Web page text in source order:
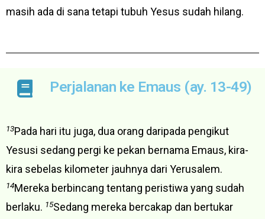
masih ada di sana tetapi tubuh Yesus sudah hilang.
Perjalanan ke Emaus (ay. 13-49)
13Pada hari itu juga, dua orang daripada pengikut
Yesusi sedang pergi ke pekan bernama Emaus, kira-
kira sebelas kilometer jauhnya dari Yerusalem.
14Mereka berbincang tentang peristiwa yang sudah
berlaku. 15Sedang mereka bercakap dan bertukar